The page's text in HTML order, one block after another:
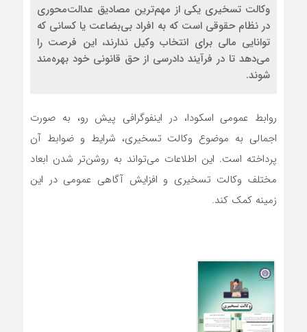
وکالت تسخیری یکی از مهم‌ترین مصادیق عدالت‌محوری
در نظام حقوقی است که به افراد بی‌بضاعت یا کسانی که
توانایی مالی برای انتخاب وکیل ندارند، این فرصت را
می‌دهد تا در فرآیند دادرسی از حق قانونی خود بهره‌مند
شوند.
روابط عمومی اسکودا، در اینفوگرافی پیش رو، به صورت
اجمالی به موضوع وکالت تسخیری، شرایط و ضوابط آن
پرداخته است. این اطلاعات می‌تواند به روشن‌تر شدن ابعاد
مختلف وکالت تسخیری و افزایش آگاهی عمومی در این
زمینه کمک کند.